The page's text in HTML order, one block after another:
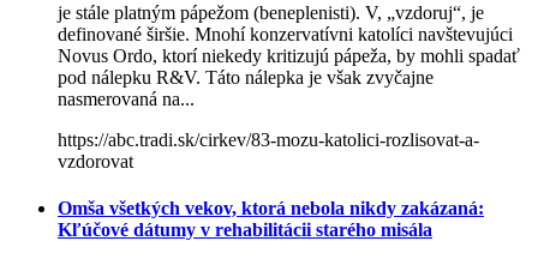
je stále platným pápežom (beneplenisti). V, „vzdoruj“, je
definované širšie. Mnohí konzervatívni katolíci navštevujúci
Novus Ordo, ktorí niekedy kritizujú pápeža, by mohli spadať
pod nálepku R&V. Táto nálepka je však zvyčajne
nasmerovaná na...
https://abc.tradi.sk/cirkev/83-mozu-katolici-rozlisovat-a-
vzdorovat
Omša všetkých vekov, ktorá nebola nikdy zakázaná:
Kľúčové dátumy v rehabilitácii starého misála